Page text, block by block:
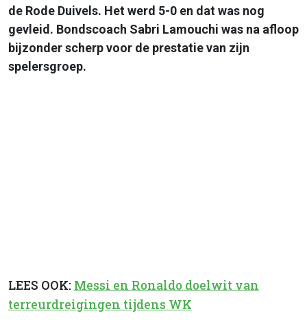
de Rode Duivels. Het werd 5-0 en dat was nog
gevleid. Bondscoach Sabri Lamouchi was na afloop
bijzonder scherp voor de prestatie van zijn
spelersgroep.
LEES OOK: Messi en Ronaldo doelwit van
terreurdreigingen tijdens WK